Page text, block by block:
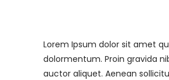
Lorem Ipsum dolor sit amet
dolormentum. Proin gravida
auctor aliquet. Aenean